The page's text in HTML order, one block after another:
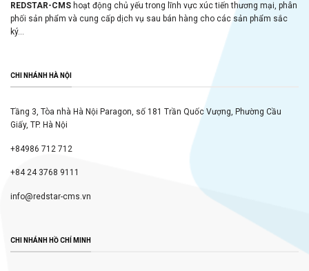
REDSTAR-CMS hoạt động chủ yếu trong lĩnh vực xúc tiến thương mại, phân
phối sản phẩm và cung cấp dịch vụ sau bán hàng cho các sản phẩm sắc
ký...
CHI NHÁNH HÀ NỘI
Tầng 3, Tòa nhà Hà Nội Paragon, số 181 Trần Quốc Vượng, Phường Cầu
Giấy, TP. Hà Nội
+84986 712 712
+84 24 3768 9111
info@redstar-cms.vn
CHI NHÁNH HỒ CHÍ MINH